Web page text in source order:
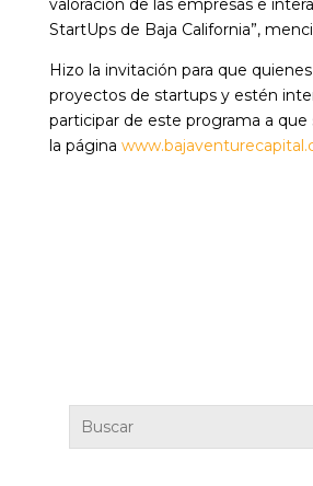
valoración de las empresas e
StartUps de Baja California”,
Hizo la invitación para que
proyectos de startups y estén
participar de este programa a
la página